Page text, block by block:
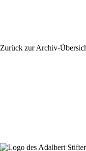
Zurück zur Archiv-